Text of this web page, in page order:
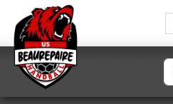
Panneau de gestion des cookies